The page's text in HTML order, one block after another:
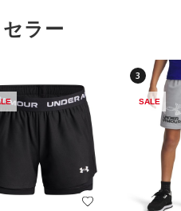
ラー
3
SALE